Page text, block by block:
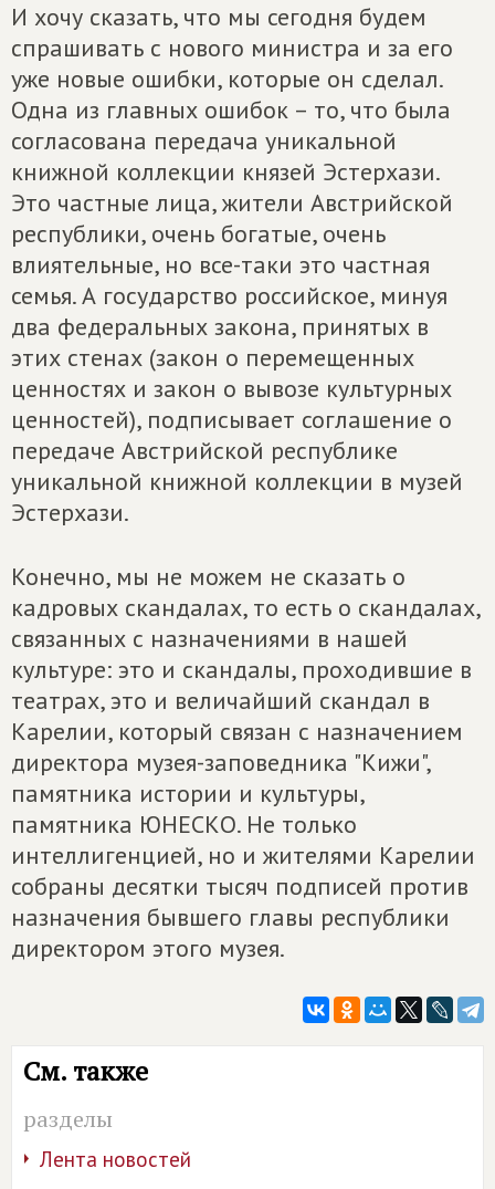
И хочу сказать, что мы сегодня будем
спрашивать с нового министра и за его
уже новые ошибки, которые он сделал.
Одна из главных ошибок – то, что была
согласована передача уникальной
книжной коллекции князей Эстерхази.
Это частные лица, жители Австрийской
республики, очень богатые, очень
влиятельные, но все-таки это частная
семья. А государство российское, минуя
два федеральных закона, принятых в
этих стенах (закон о перемещенных
ценностях и закон о вывозе культурных
ценностей), подписывает соглашение о
передаче Австрийской республике
уникальной книжной коллекции в музей
Эстерхази.
Конечно, мы не можем не сказать о
кадровых скандалах, то есть о скандалах,
связанных с назначениями в нашей
культуре: это и скандалы, проходившие в
театрах, это и величайший скандал в
Карелии, который связан с назначением
директора музея-заповедника "Кижи",
памятника истории и культуры,
памятника ЮНЕСКО. Не только
интеллигенцией, но и жителями Карелии
собраны десятки тысяч подписей против
назначения бывшего главы республики
директором этого музея.
См. также
разделы
Лента новостей